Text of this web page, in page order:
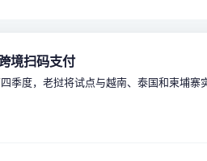
境扫码支付
季度，老挝将试点与越南、泰国和柬埔寨